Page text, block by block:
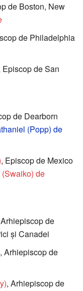
de Boston, New
de Philadelphia
Episcop de San
de Dearborn
(Popp) de
, Episcop de Mexico
de
de
şi Canadei
, Arhiepiscop de
, Arhiepiscop de